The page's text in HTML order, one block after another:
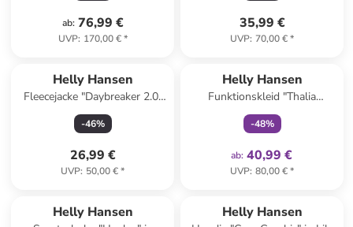
ab: 76,99 €
UVP: 170,00 €*
35,99 €
UVP: 70,00 €*
Helly Hansen
Fleecejacke "Daybreaker 2.0"
in Pink
-46%
26,99 €
UVP: 50,00 €*
Helly Hansen
Funktionskleid "Thalia
Summer" in Pink
-48%
ab: 40,99 €
UVP: 80,00 €*
Helly Hansen Helly Hansen